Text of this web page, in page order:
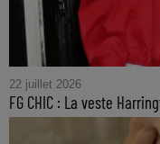
22 juillet 2026
FG CHIC : La veste